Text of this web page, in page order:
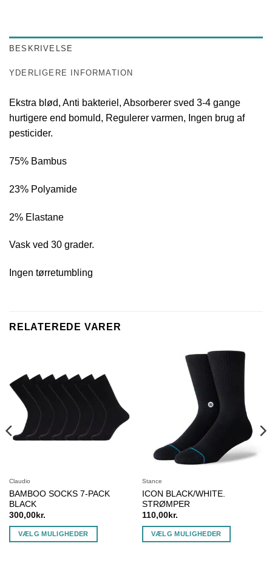
BESKRIVELSE
YDERLIGERE INFORMATION
Ekstra blød, Anti bakteriel, Absorberer sved 3-4 gange
hurtigere end bomuld, Regulerer varmen, Ingen brug af
pesticider.
75% Bambus
23% Polyamide
2% Elastane
Vask ved 30 grader.
Ingen tørretumbling
RELATEREDE VARER
Claudio
BAMBOO SOCKS 7-PACK
BLACK
300,00kr.
VÆLG MULIGHEDER
Stance
ICON BLACK/WHITE.
STRØMPER
110,00kr.
VÆLG MULIGHEDER